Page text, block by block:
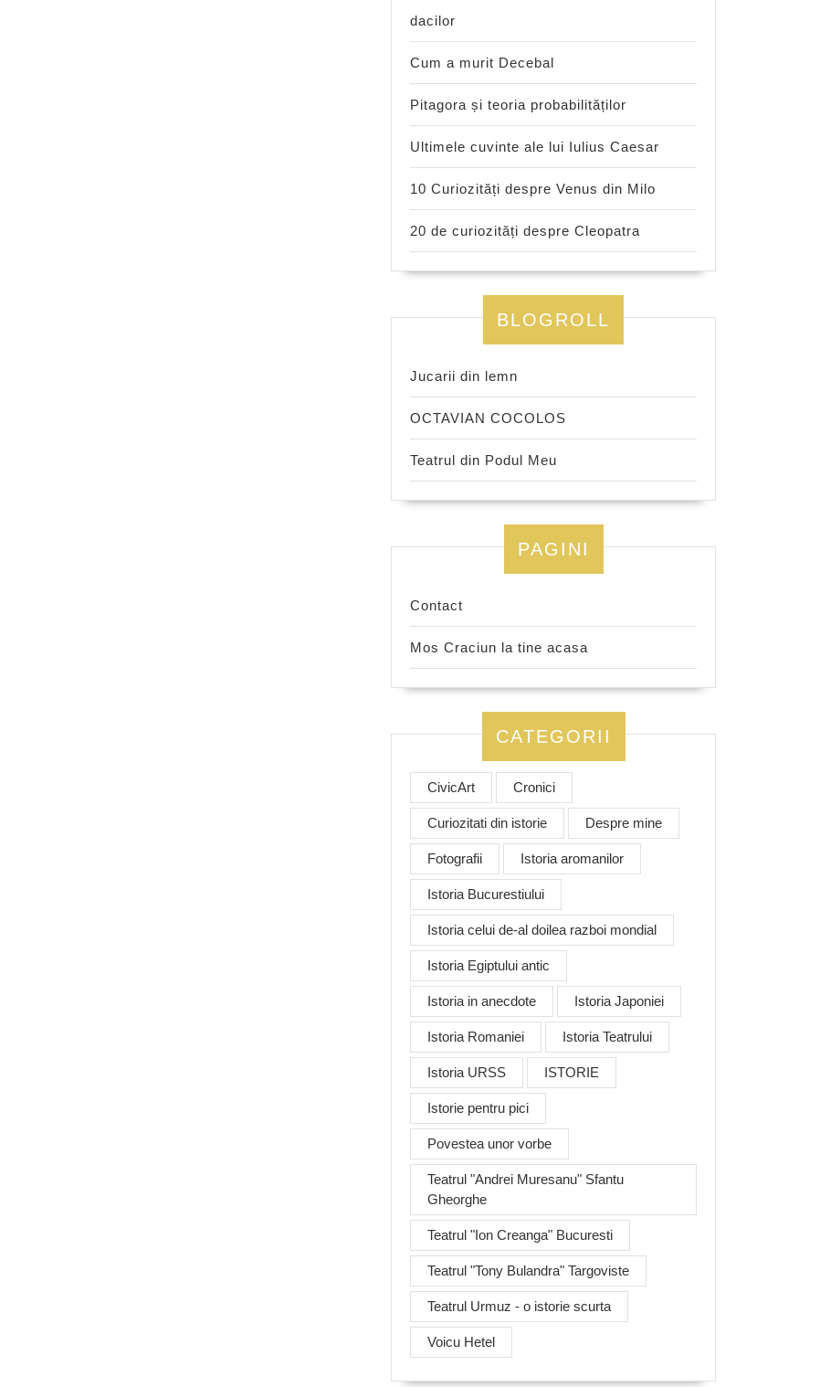
dacilor
Cum a murit Decebal
Pitagora și teoria probabilităților
Ultimele cuvinte ale lui Iulius Caesar
10 Curiozități despre Venus din Milo
20 de curiozități despre Cleopatra
BLOGROLL
Jucarii din lemn
OCTAVIAN COCOLOS
Teatrul din Podul Meu
PAGINI
Contact
Mos Craciun la tine acasa
CATEGORII
CivicArt Cronici
Curiozitati din istorie Despre mine
Fotografii Istoria aromanilor
Istoria Bucurestiului
Istoria celui de-al doilea razboi mondial
Istoria Egiptului antic
Istoria in anecdote Istoria Japoniei
Istoria Romaniei Istoria Teatrului
Istoria URSS ISTORIE
Istorie pentru pici
Povestea unor vorbe
Teatrul "Andrei Muresanu" Sfantu
Gheorghe
Teatrul "Ion Creanga" Bucuresti
Teatrul "Tony Bulandra" Targoviste
Teatrul Urmuz - o istorie scurta
Voicu Hetel